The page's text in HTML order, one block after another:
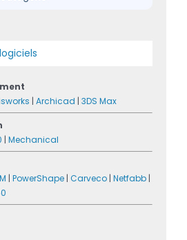
| Archicad | 3DS Max
| Mechanical
| PowerShape | Carveco | Netfabb |